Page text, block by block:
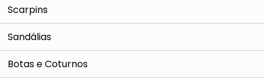
Scarpins
Sandálias
Botas e Coturnos